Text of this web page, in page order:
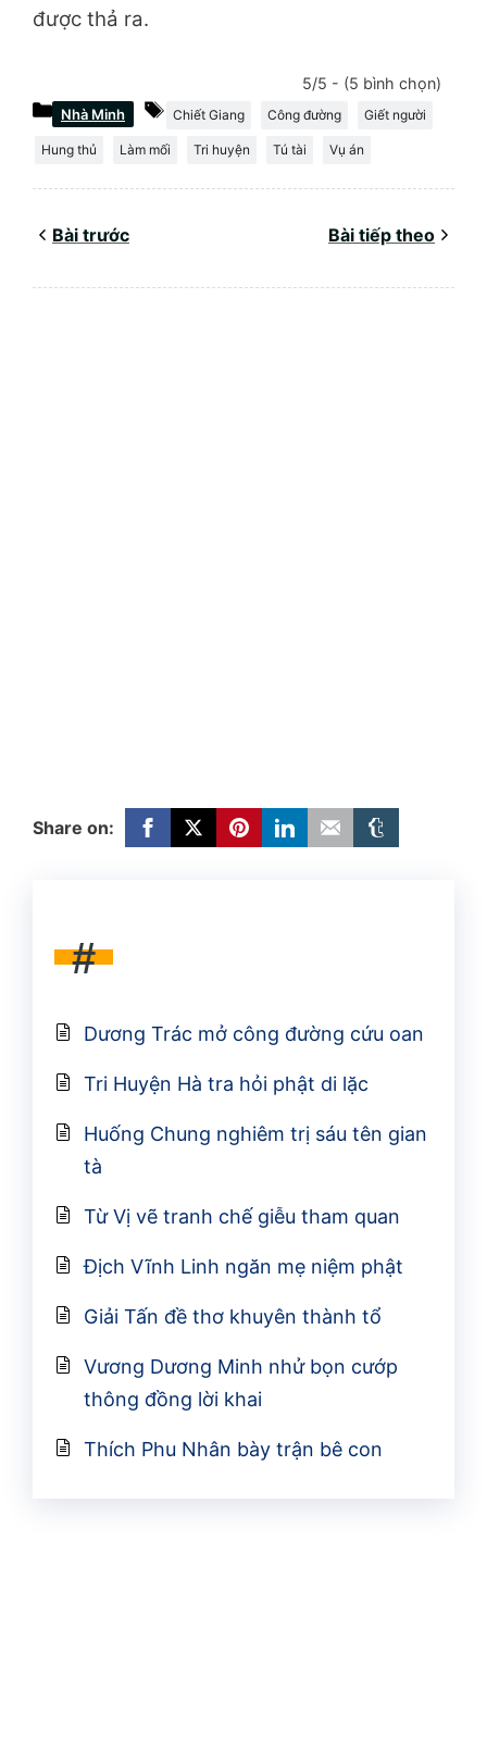
được thả ra.
5/5 - (5 bình chọn)
Danh
mục
Nhà Minh Thẻ
Chiết Giang Công đường Giết người
Hung thủ Làm mối Tri huyện Tú tài Vụ án
Share on:
#
Dương Trác mở công đường cứu oan
Tri Huyện Hà tra hỏi phật di lặc
Huống Chung nghiêm trị sáu tên gian
tà
Từ Vị vẽ tranh chế giễu tham quan
Địch Vĩnh Linh ngăn mẹ niệm phật
Giải Tấn đề thơ khuyên thành tổ
Vương Dương Minh nhử bọn cướp
thông đồng lời khai
Thích Phu Nhân bày trận bê con